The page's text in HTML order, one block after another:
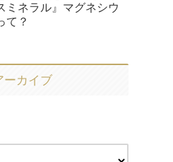
ミネラル』マグネシウ
て？
ーカイブ